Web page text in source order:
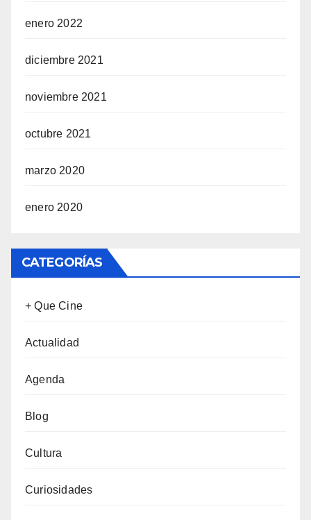
enero 2022
diciembre 2021
noviembre 2021
octubre 2021
marzo 2020
enero 2020
CATEGORÍAS
+ Que Cine
Actualidad
Agenda
Blog
Cultura
Curiosidades